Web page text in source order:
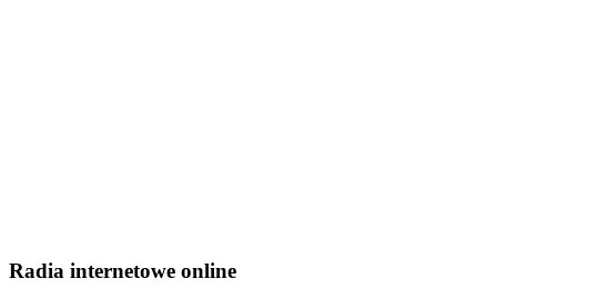
Radia internetowe online